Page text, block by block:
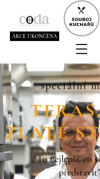
AKCE UKONČENA
speciální
ZLATÉ
"To nejlepší, co
představit"